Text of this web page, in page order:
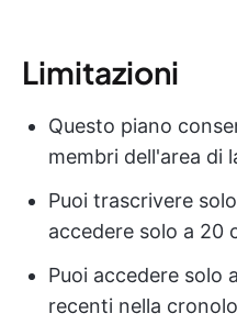
Limitazioni
Questo piano
membri dell'area di
Puoi trascrivere
accedere solo a 20
Puoi accedere solo
recenti nella